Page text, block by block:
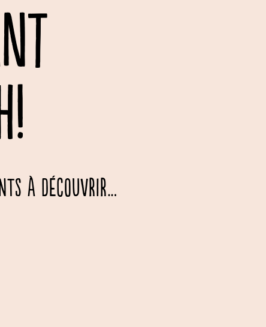
à découvrir…